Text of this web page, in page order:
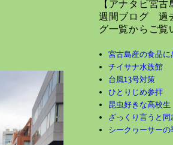
【アナタビ宮
週間ブログ 過
グ一覧からご覧
宮古島産の食品に
チイサナ水族館
台風13号対策
ひとりじめ参拝
昆虫好きな高校生
ざっくり言うと同
シークヮーサーの